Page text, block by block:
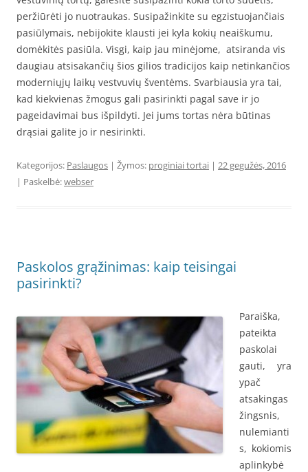
peržiūrėti jo nuotraukas. Susipažinkite su egzistuojančiais
pasiūlymais, nebijokite klausti jei kyla kokių neaiškumu,
domėkitės pasiūla. Visgi, kaip jau minėjome, atsiranda vis
daugiau atsisakančių šios gilios tradicijos kaip netinkančios
moderniųjų laikų vestvuvių šventėms. Svarbiausia yra tai,
kad kiekvienas žmogus gali pasirinkti pagal save ir jo
pageidavimai bus išpildyti. Jei jums tortas nėra būtinas
drąsiai galite jo ir nesirinkti.
Kategorijos: Paslaugos | Žymos: proginiai tortai | 22 gegužės, 2016
| Paskelbė:webser
Paskolos grąžinimas: kaip teisingai
pasirinkti?
Paraiška,
pateikta
paskolai
gauti, yra
ypač
atsakingas
žingsnis,
nulemianti
s, kokiomis
aplinkybė